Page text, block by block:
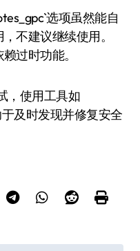
选项虽然能自
不建议继续使用。
过时功能。
，使用工具如
及时发现并修复安全